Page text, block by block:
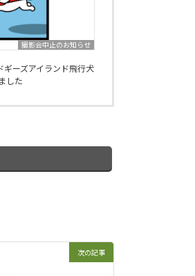
撮影会中止のお知らせ
ーズアイランド飛行犬
した
次の記事